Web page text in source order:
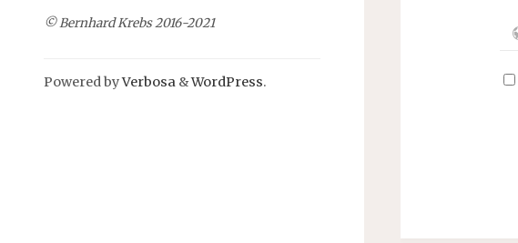
© Bernhard Krebs 2016-2021
Powered byVerbosa &WordPress.